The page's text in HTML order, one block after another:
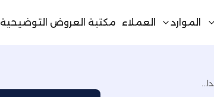
الموارد العملاء مكتبة العروض التوضيحية
دليل إدارة المستودعات: كيف تطوّر سلسلة الإمداد بذكاء